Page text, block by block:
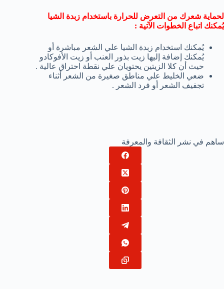
لحماية شعرك من التعرض للحرارة باستخدام زبدة الشيا
يُمكنك اتباع الخطوات الآتية :
يُمكنك استخدام زبدة الشيا علي الشعر مباشرة أو
يُمكنك إضافة إليها زيت بذور العنب أو زيت الأفوكادو
حيث أن كلا الزيتين يحتويان علي نقطة احتراق عالية .
ضعي الخليط علي مناطق صغيرة من الشعر أثناء
تجفيف الشعر أو فرد الشعر .
ساهم في نشر الثقافة والمعرفة